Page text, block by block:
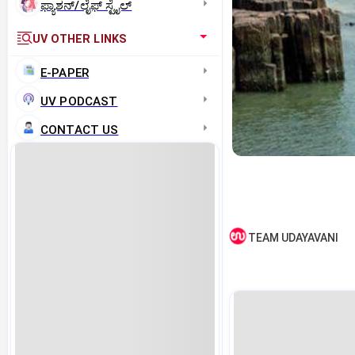
ಫ್ಯಾಶನ್/ಲೈಫ್‌ ಸ್ಟೈಲ್
UV OTHER LINKS
E-PAPER
UV PODCAST
CONTACT US
TEAM UDAYAVANI